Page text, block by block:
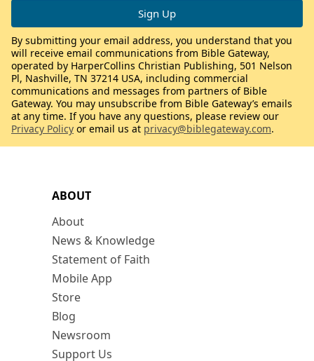
ABOUT
About
News & Knowledge
Statement of Faith
Mobile App
Store
Blog
Newsroom
Support Us
By submitting your email address, you understand that you
will receive email communications from Bible Gateway,
operated by HarperCollins Christian Publishing, 501 Nelson
Pl, Nashville, TN 37214 USA, including commercial
communications and messages from partners of Bible
Gateway. You may unsubscribe from Bible Gateway’s emails
at any time. If you have any questions, please review our
Privacy Policy or email us at privacy@biblegateway.com.